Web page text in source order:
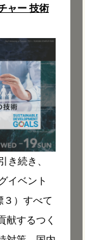
ャー 技術
き続き、
イベント
３）すべて
献するつく